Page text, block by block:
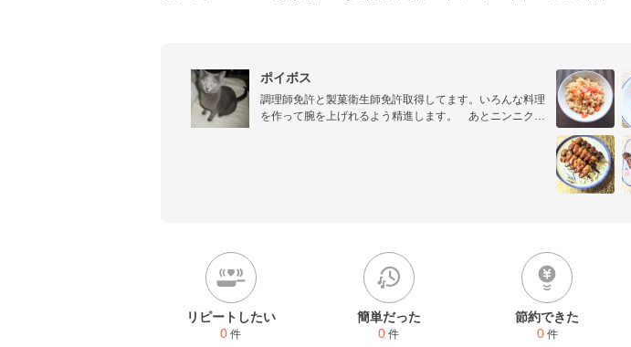
ポイボス
調理師免許と製菓衛生師免許取得してます。いろんな料理
を作って腕を上げれるよう精進します。　あとニンニクに
リピートしたい
0 件
簡単だった
0 件
節約できた
0 件